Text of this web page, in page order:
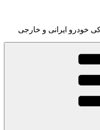
خودرو ایرانی و خارجی